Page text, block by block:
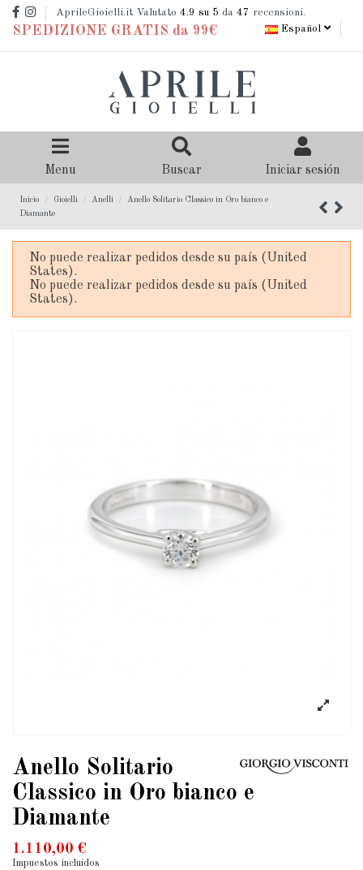
AprileGioielli.it Valutato 4.9 su 5 da 47 recensioni.
SPEDIZIONE GRATIS da 99€ Español
Menu Buscar Iniciar sesión
Inicio Gioielli Anelli
Anello Solitario Classico in Oro bianco e
Diamante
No puede realizar pedidos desde su país (United
States).
No puede realizar pedidos desde su país (United
States).
Anello Solitario
Classico in Oro bianco e
Diamante
1.110,00 €
Impuestos incluidos